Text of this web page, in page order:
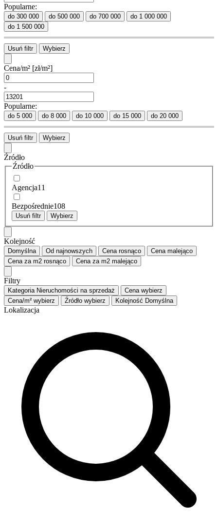
Popularne:
do 300 000 do 500 000 do 700 000
do 1 000 000
do 1 500 000
Usuń filtr Wybierz
Cena/m² [zł/m²]
-
Popularne:
do 5 000 do 8 000 do 10 000 do 15 000 do 20 000
Usuń filtr Wybierz
Źródło
Źródło
Agencja11
Bezpośrednie108
Usuń filtr Wybierz
Kolejność
Domyślna Od najnowszych Cena rosnąco Cena malejąco
Cena za m2 rosnąco Cena za m2 malejąco
Filtry
Kategoria Nieruchomości na sprzedaż Cena wybierz
Cena/m² wybierz Źródło wybierz Kolejność Domyślna
Lokalizacja